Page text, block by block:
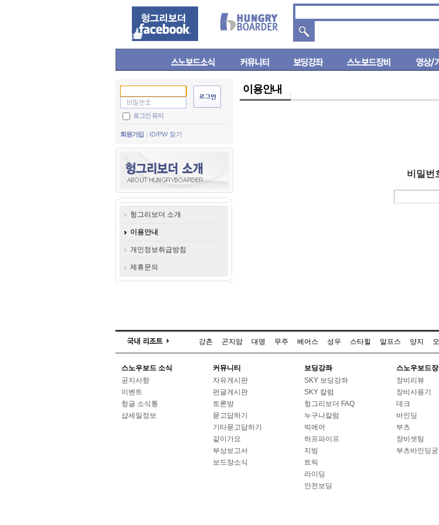
로그인 유지
회원가입 ID/PW 찾기
헝그리보더 소개
이용안내
개인정보취급방침
제휴문의
이용안내
비밀번
강촌 곤지암 대명 무주 베어스 성우 스타힐 알프스 양지
스노우보드 소식 커뮤니티 보딩강좌 스노우보드장
공지사항
자유게시판 SKY 보딩강좌 장비리뷰
이벤트
펀글게시판 SKY 칼럼 장비사용기
헝글 소식통
토론방 헝그리보더 FAQ 데크
샵세일정보
묻고답하기 누구나칼럼 바인딩
기타묻고답하기
빅에어 부츠
같이가요
하프파이프 장비셋팅
부상보고서
지빙 부츠바인딩
보드장소식
트릭
라이딩
안전보딩